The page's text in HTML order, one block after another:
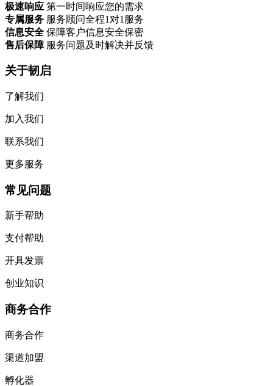
极速响应 第一时间响应您的需求
专属服务 服务顾问全程1对1服务
信息安全 保障客户信息安全保密
售后保障 服务问题及时解决并反馈
关于韧启
了解我们
加入我们
联系我们
更多服务
常见问题
新手帮助
支付帮助
开具发票
创业知识
商务合作
商务合作
渠道加盟
孵化器